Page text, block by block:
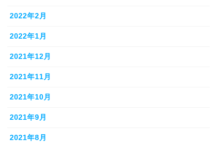
2022年2月
2022年1月
2021年12月
2021年11月
2021年10月
2021年9月
2021年8月